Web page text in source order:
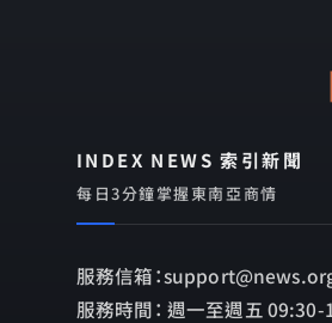
INDEX NEWS 索引新聞
每日3分鐘掌握東南亞商情
服務信箱：
服務時間： 週一至週五 09:30-